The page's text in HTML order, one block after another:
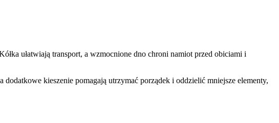
ułatwiają transport, a wzmocnione dno chroni namiot przed obiciami i
kieszenie pomagają utrzymać porządek i oddzielić mniejsze elementy,